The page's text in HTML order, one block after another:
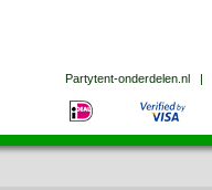
Partytent-onderdelen.nl|